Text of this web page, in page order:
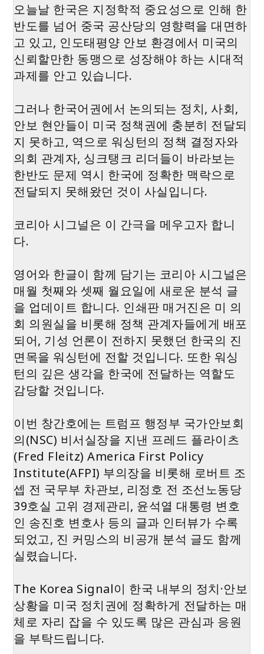
오늘날 한국은 지정학적 중요성으로 인해 한
반도를 넘어 중국 공산당의 영향력을 대면하
고 있고, 인도태평양 안보 환경에서 미국의
신뢰할만한 동맹으로 성장해야 하는 시대적
과제를 안고 있습니다.
그러나 한국어권에서 논의되는 정치, 사회,
안보 현안들이 미국 정책권에 충분히 전달되
지 못하고, 역으로 워싱턴의 정책 결정자와
의회 관계자, 싱크탱크 리더들이 바라보는
한반도 문제 역시 한국에 정확한 맥락으로
전달되지 못해왔던 것이 사실입니다.
코리아 시그널은 이 간극을 메우고자 합니
다.
영어와 한글이 함께 담기는 코리아 시그널은
매월 첫째와 셋째 월요일에 새로운 분석 글
을 업데이트 합니다. 인쇄판 매거진은 미 의
회 의원실을 비롯해 정책 관계자들에게 배포
되어, 기성 언론이 전하지 못했던 한국의 진
면목을 워싱턴에 전할 것입니다. 또한 워싱
턴의 깊은 생각을 한국에 전달하는 역할도
감당할 것입니다.
이번 창간호에는 트럼프 행정부 국가안보회
의(NSC) 비서실장을 지낸 프레드 플라이츠
(Fred Fleitz) America First Policy
Institute(AFPI) 부의장을 비롯해 로버트 조
셉 전 국무부 차관보, 리정호 전 조선노동당
39호실 고위 경제관리, 윤석열 대통령 변호
인 송진호 변호사 등의 글과 인터뷰가 수록
되었고, 진 커밍스의 비공개 분석 글도 함께
실렸습니다.
The Korea Signal이 한국 내부의 정치·안보
상황을 미국 정치권에 정확하게 전달하는 매
체로 자리 잡을 수 있도록 많은 관심과 응원
을 부탁드립니다.